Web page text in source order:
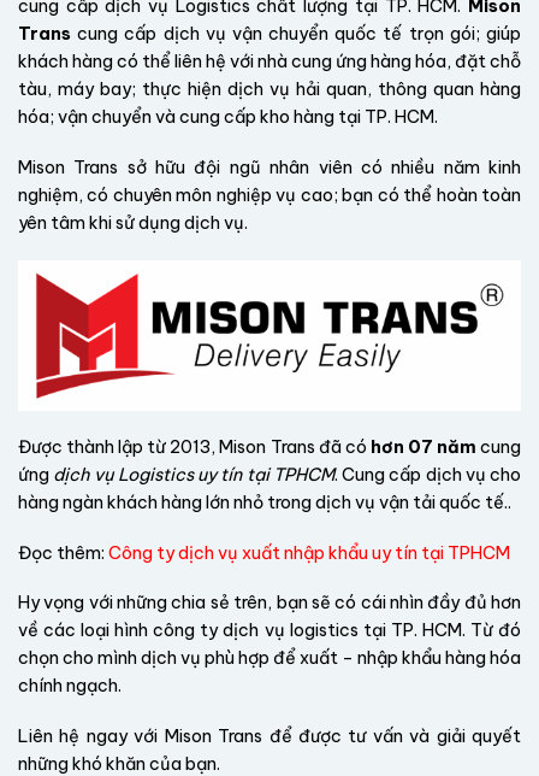
cung cấp dịch vụ Logistics chất lượng tại TP. HCM. Mison
Trans cung cấp dịch vụ vận chuyển quốc tế trọn gói; giúp
khách hàng có thể liên hệ với nhà cung ứng hàng hóa, đặt chỗ
tàu, máy bay; thực hiện dịch vụ hải quan, thông quan hàng
hóa; vận chuyển và cung cấp kho hàng tại TP. HCM.
Mison Trans sở hữu đội ngũ nhân viên có nhiều năm kinh
nghiệm, có chuyên môn nghiệp vụ cao; bạn có thể hoàn toàn
yên tâm khi sử dụng dịch vụ.
Được thành lập từ 2013, Mison Trans đã có hơn 07 năm cung
ứng dịch vụ Logistics uy tín tại TPHCM. Cung cấp dịch vụ cho
hàng ngàn khách hàng lớn nhỏ trong dịch vụ vận tải quốc tế..
Đọc thêm: Công ty dịch vụ xuất nhập khẩu uy tín tại TPHCM
Hy vọng với những chia sẻ trên, bạn sẽ có cái nhìn đầy đủ hơn
về các loại hình công ty dịch vụ logistics tại TP. HCM. Từ đó
chọn cho mình dịch vụ phù hợp để xuất – nhập khẩu hàng hóa
chính ngạch.
Liên hệ ngay với Mison Trans để được tư vấn và giải quyết
những khó khăn của bạn.